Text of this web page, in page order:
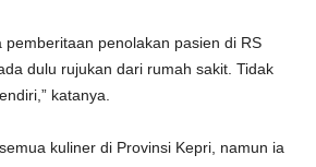
pemberitaan penolakan pasien di RS
dulu rujukan dari rumah sakit. Tidak
katanya.
kuliner di Provinsi Kepri, namun ia